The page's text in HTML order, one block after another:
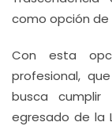
como opción de
Con esta
profesional,
busca
egresado de la